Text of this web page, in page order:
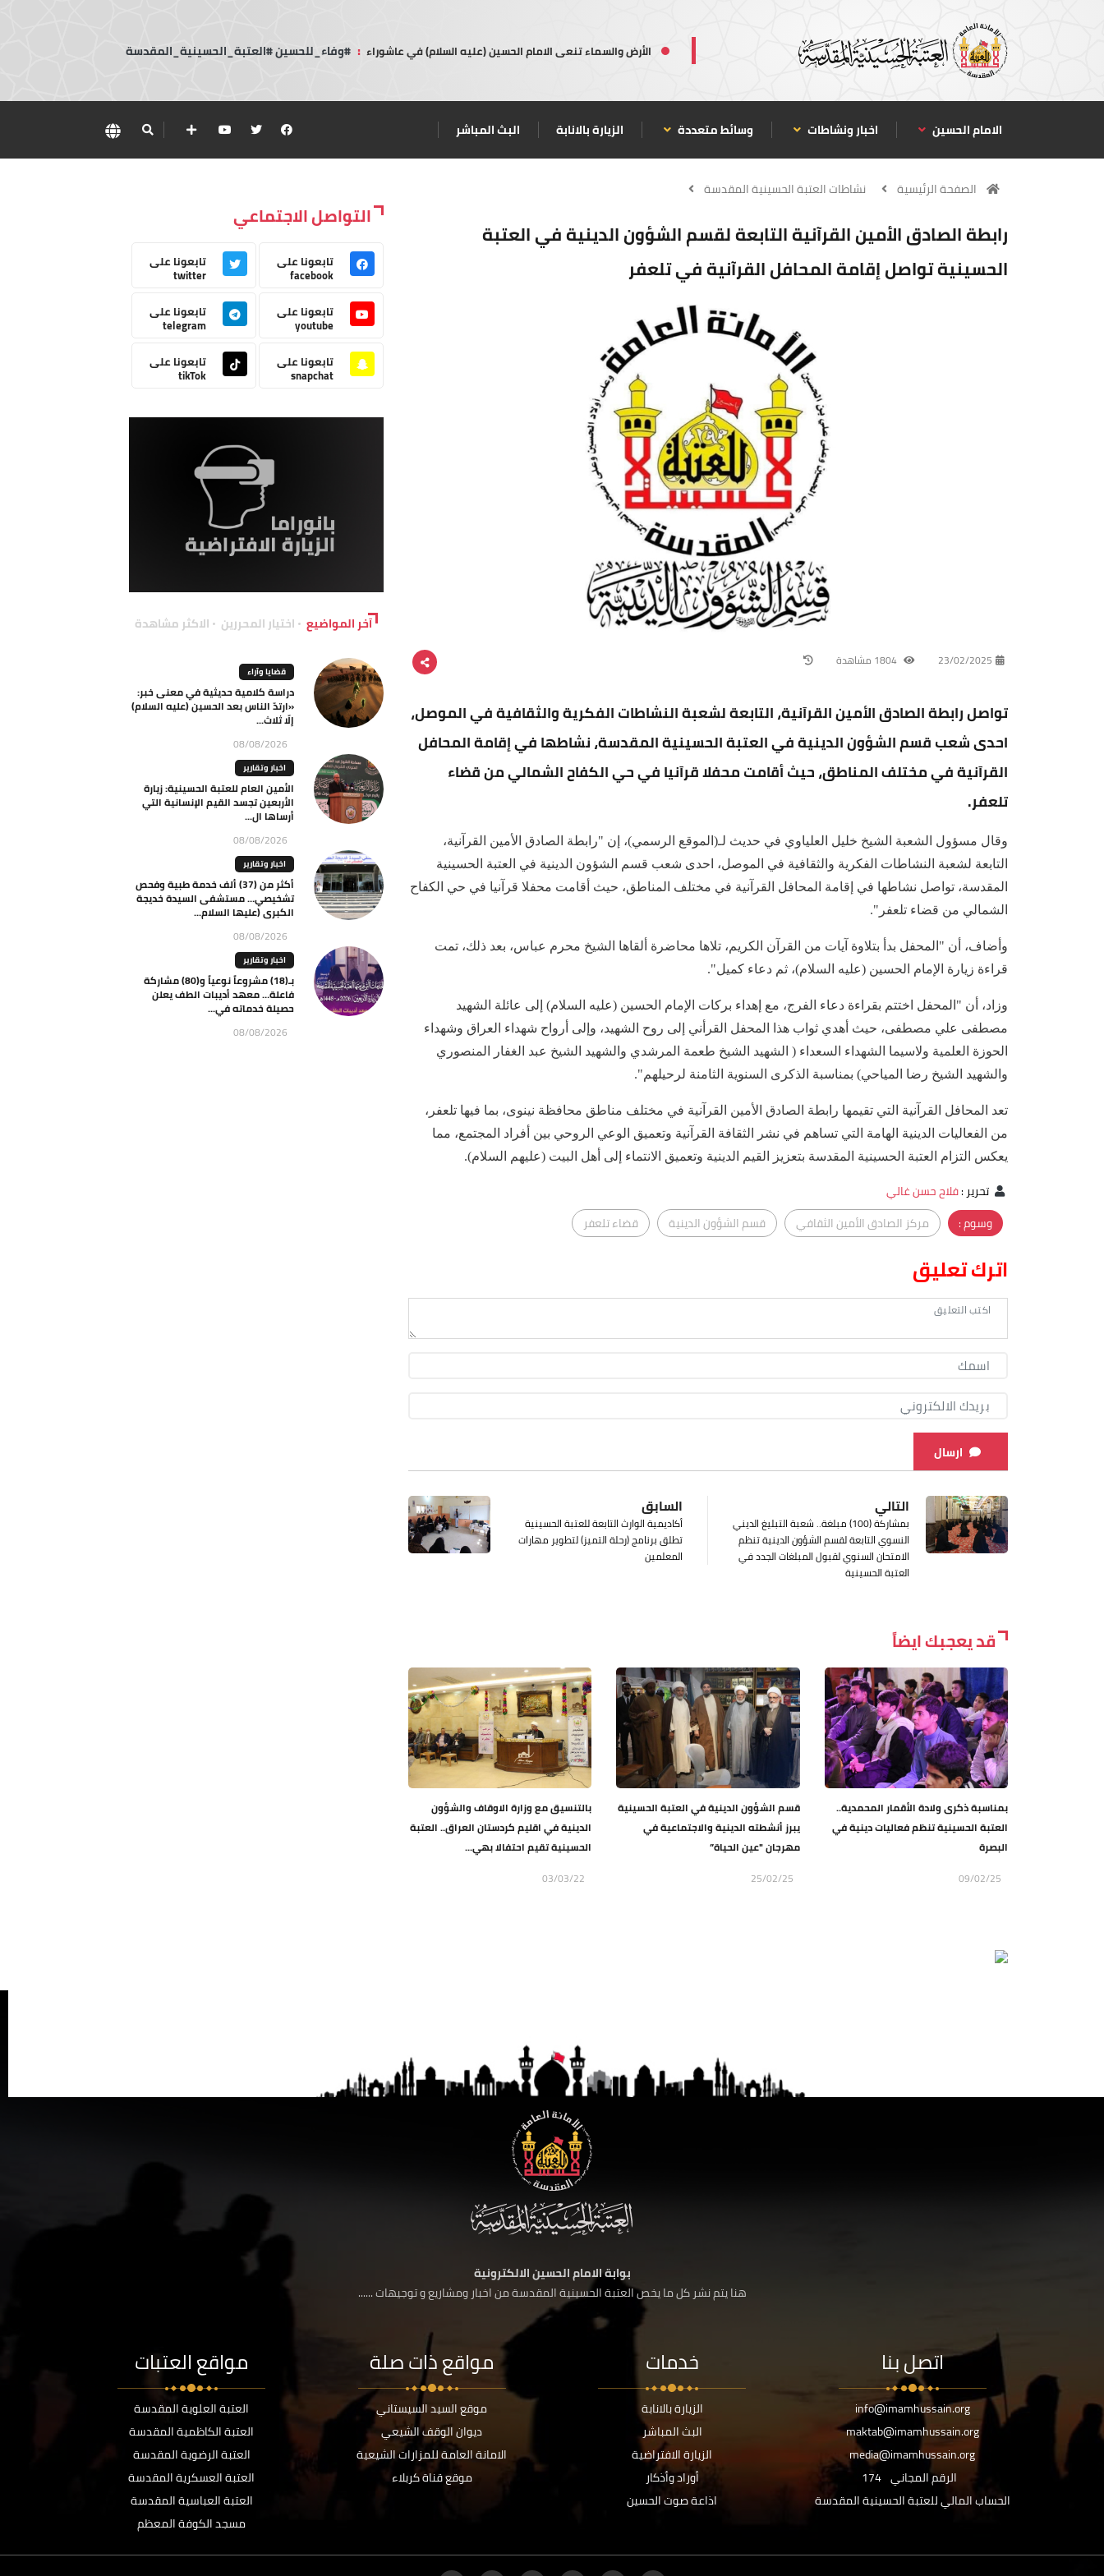
الأرض والسماء تنعى الامام الحسين (عليه السلام) في عاشوراء : #وفاء_للحسين #العتبة_الحسينية_المقدسة
الامام الحسين اخبار ونشاطات وسائط متعددة الزيارة بالانابة البث المباشر
الصفحة الرئيسية نشاطات العتبة الحسينية المقدسة
رابطة الصادق الأمين القرآنية التابعة لقسم الشؤون الدينية في العتبة
الحسينية تواصل إقامة المحافل القرآنية في تلعفر
23/02/2025
تواصل رابطة الصادق الأمين القرآنية، التابعة لشعبة النشاطات الفكرية والثقافية في الموصل،
احدى شعب قسم الشؤون الدينية في العتبة الحسينية المقدسة، نشاطها في إقامة المحافل
القرآنية في مختلف المناطق، حيث أقامت محفلا قرآنيا في حي الكفاح الشمالي من قضاء
تلعفر.
وقال مسؤول الشعبة الشيخ خليل العلياوي في حديث لـ(الموقع الرسمي)، إن "رابطة الصادق الأمين القرآنية،
التابعة لشعبة النشاطات الفكرية والثقافية في الموصل، احدى شعب قسم الشؤون الدينية في العتبة الحسينية
المقدسة، تواصل نشاطها في إقامة المحافل القرآنية في مختلف المناطق، حيث أقامت محفلا قرآنيا في حي الكفاح
الشمالي من قضاء تلعفر".
وأضاف، أن "المحفل بدأ بتلاوة آيات من القرآن الكريم، تلاها محاضرة ألقاها الشيخ محرم عباس، بعد ذلك، تمت
قراءة زيارة الإمام الحسين (عليه السلام)، ثم دعاء كميل".
وزاد، أن "المحفل اختتم بقراءة دعاء الفرج، مع إهداء بركات الإمام الحسين (عليه السلام) إلى عائلة الشهيد
مصطفى علي مصطفى، حيث أهدي ثواب هذا المحفل القرأني إلى روح الشهيد، وإلى أرواح شهداء العراق وشهداء
الحوزة العلمية ولاسيما الشهداء السعداء ( الشهيد الشيخ طعمة المرشدي والشهيد الشيخ عبد الغفار المنصوري
والشهيد الشيخ رضا المياحي) بمناسبة الذكرى السنوية الثامنة لرحيلهم".
تعد المحافل القرآنية التي تقيمها رابطة الصادق الأمين القرآنية في مختلف مناطق محافظة نينوى، بما فيها تلعفر،
من الفعاليات الدينية الهامة التي تساهم في نشر الثقافة القرآنية وتعميق الوعي الروحي بين أفراد المجتمع، مما
يعكس التزام العتبة الحسينية المقدسة بتعزيز القيم الدينية وتعميق الانتماء إلى أهل البيت (عليهم السلام).
تحرير:فلاح حسن غالي
وسوم :
مركز الصادق الأمين الثقافي قسم الشؤون الدينية قضاء تلعفر
اترك تعليق
ارسال
السابق
أكاديمية الوارث التابعة للعتبة الحسينية
تطلق برنامج (رحلة التميز) لتطوير مهارات
المعلمين
التالي
بمشاركة (100) مبلغة.. شعبة التبليغ الديني
النسوي التابعة لقسم الشؤون الدينية تنظم
الامتحان السنوي لقبول المبلغات الجدد في
العتبة الحسينية
قد يعجبك ايضاً
بمناسبة ذكرى ولادة الأقمار المحمدية..
العتبة الحسينية تنظم فعاليات دينية في
البصرة
09/02/25
قسم الشؤون الدينية في العتبة الحسينية
يبرز أنشطته الدينية والاجتماعية في
مهرجان "عين الحياة”
25/02/25
بالتنسيق مع وزارة الاوقاف والشؤون
الدينية في اقليم كردستان العراق.. العتبة
الحسينية تقيم احتفالا بهي...
03/03/22
التواصل الاجتماعي
تابعونا على
facebook
تابعونا على
twitter
تابعونا على
youtube
تابعونا على
telegram
تابعونا على
snapchat
تابعونا على
tikTok
آخر المواضيع اختيار المحررين الاكثر مشاهدة
قضايا وآراء
دراسة كلامية حديثية في معنى خبر:
«ارتدّ الناس بعد الحسين (عليه السلام)
إلّا ثلاث...
08/08/2026
اخبار وتقارير
الأمين العام للعتبة الحسينية: زيارة
الأربعين تجسد القيم الإنسانية التي
أرساها ال...
08/08/2026
اخبار وتقارير
أكثر من (37) ألف خدمة طبية وفحص
تشخيصي… مستشفى السيدة خديجة
الكبرى (عليها السلام...
08/08/2026
اخبار وتقارير
بـ(18) مشروعاً نوعياً و(80) مشاركة
فاعلة… معهد أديبات الطف يعلن
حصيلة خدماته في...
08/08/2026
بوابة الامام الحسين الالكترونية
هنا يتم نشر كل ما يخص العتبة الحسينية المقدسة من اخبار ومشاريع و توجيهات ......
اتصل بنا
info@imamhussain.org
maktab@imamhussain.org
media@imamhussain.org
الرقم المجاني 174
الحساب المالي للعتبة الحسينية المقدسة
خدمات
الزيارة بالانابة
البث المباشر
الزيارة الافتراضية
أوراد وأذكار
اذاعة صوت الحسين
مواقع ذات صلة
موقع السيد السيستاني
ديوان الوقف الشيعي
الامانة العامة للمزارات الشيعية
موقع قناة كربلاء
مواقع العتبات
العتبة العلوية المقدسة
العتبة الكاظمية المقدسة
العتبة الرضوية المقدسة
العتبة العسكرية المقدسة
العتبة العباسية المقدسة
مسجد الكوفة المعظم